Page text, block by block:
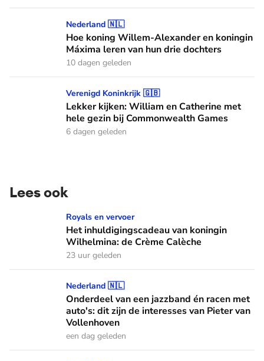
Hoe koning Willem-Alexander en koningin Máxima leren
Nederland 🇳🇱
Hoe koning Willem-Alexander en koningin
Máxima leren van hun drie dochters
10 dagen geleden
Lekker kijken: William en Catherine met hele gezin bij
Verenigd Koninkrijk 🇬🇧
Lekker kijken: William en Catherine met
hele gezin bij Commonwealth Games
6 dagen geleden
Lees ook
Het inhuldigingscadeau van koningin Wilhelmina: de
Royals en vervoer
Het inhuldigingscadeau van koningin
Wilhelmina: de Crème Calèche
23 uur geleden
Onderdeel van een jazzband én racen met auto's: dit zijn
Nederland 🇳🇱
Onderdeel van een jazzband én racen met
auto's: dit zijn de interesses van Pieter van
Vollenhoven
een dag geleden